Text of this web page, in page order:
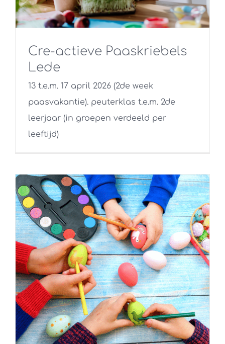
Cre-actieve Paaskriebels
Lede
13 t.e.m. 17 april 2026 (2de week
paasvakantie). peuterklas t.e.m. 2de
leerjaar (in groepen verdeeld per
leeftijd)